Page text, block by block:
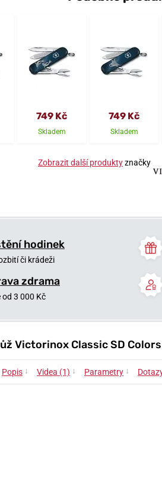
749 Kč
Skladem
749 Kč
Skladem
Zobrazit další produktyznačky
hodinek
či krádeži
zdrama
od 3 000 Kč
Victorinox Classic SD
Popis ↓ Videa (1) ↓ Parametry ↓